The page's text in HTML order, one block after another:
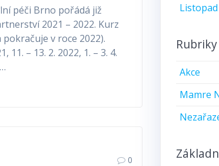
péči Brno pořádá již
2021 – 2022. Kurz
v roce 2022).
11. – 13. 2. 2022, 1. – 3. 4.
0
Rubriky
Akce
Mamre